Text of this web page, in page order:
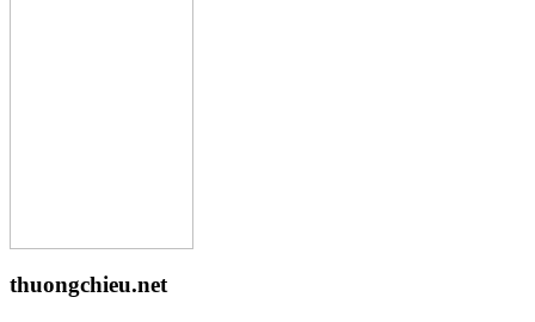
thuongchieu.net